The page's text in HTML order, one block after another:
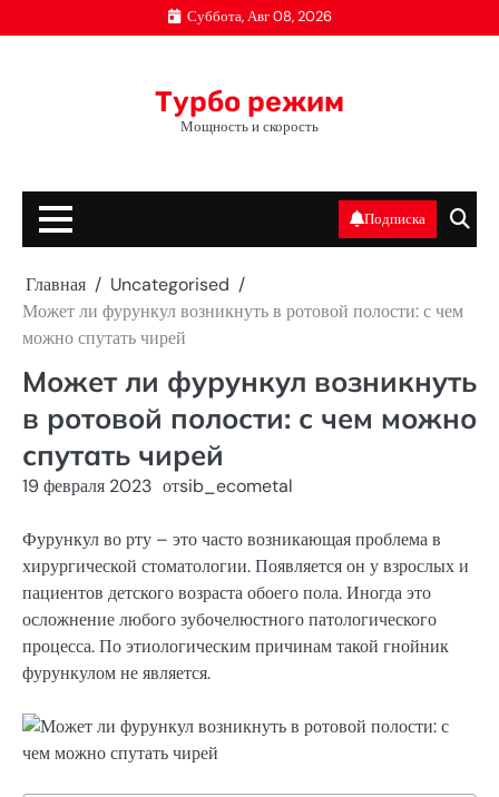
к
Суббота, Авг 08, 2026
Турбо режим
Мощность и скорость
Подписка
Главная
Uncategorised
Может ли фурункул возникнуть в ротовой полости: с чем
можно спутать чирей
Может ли фурункул возникнуть
в ротовой полости: с чем можно
спутать чирей
19 февраля 2023 отsib_ecometal
Фурункул во рту – это часто возникающая проблема в
хирургической стоматологии. Появляется он у взрослых и
пациентов детского возраста обоего пола. Иногда это
осложнение любого зубочелюстного патологического
процесса. По этиологическим причинам такой гнойник
фурункулом не является.